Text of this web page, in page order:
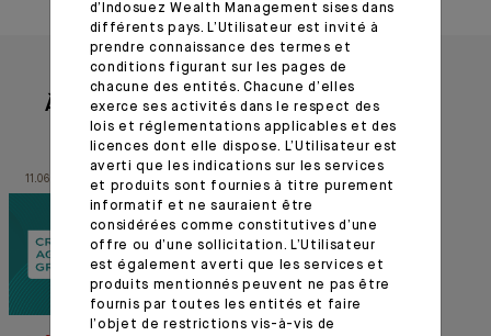
À lire aussi
11.06.26 04.11.24
d’Indosuez Wealth Management sises dans
différents pays. L’Utilisateur est invité à
prendre connaissance des termes et
conditions figurant sur les pages de
chacune des entités. Chacune d’elles
exerce ses activités dans le respect des
lois et réglementations applicables et des
licences dont elle dispose. L’Utilisateur est
averti que les indications sur les services
et produits sont fournies à titre purement
informatif et ne sauraient être
considérées comme constitutives d’une
offre ou d’une sollicitation. L’Utilisateur
est également averti que les services et
produits mentionnés peuvent ne pas être
fournis par toutes les entités et faire
l’objet de restrictions vis-à-vis de